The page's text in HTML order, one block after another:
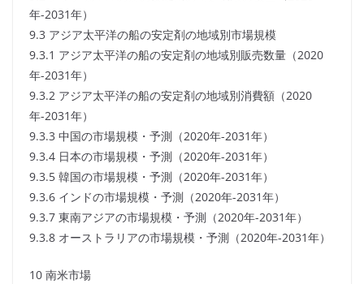
年-2031年）
9.3 アジア太平洋の船の安定剤の地域別市場規模
9.3.1 アジア太平洋の船の安定剤の地域別販売数量（2020
年-2031年）
9.3.2 アジア太平洋の船の安定剤の地域別消費額（2020
年-2031年）
9.3.3 中国の市場規模・予測（2020年-2031年）
9.3.4 日本の市場規模・予測（2020年-2031年）
9.3.5 韓国の市場規模・予測（2020年-2031年）
9.3.6 インドの市場規模・予測（2020年-2031年）
9.3.7 東南アジアの市場規模・予測（2020年-2031年）
9.3.8 オーストラリアの市場規模・予測（2020年-2031年）
10 南米市場